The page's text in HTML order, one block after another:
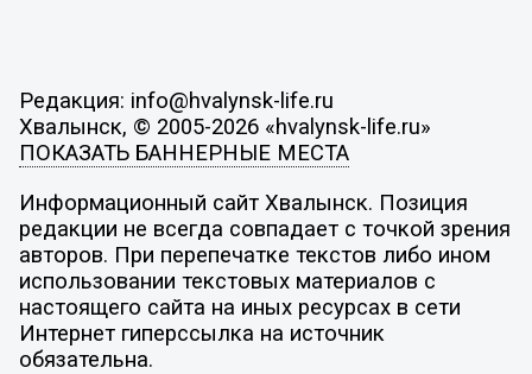
Редакция: info@hvalynsk-life.ru
Хвалынск, © 2005-2026 «hvalynsk-life.ru»
ПОКАЗАТЬ БАННЕРНЫЕ МЕСТА
Информационный сайт Хвалынск. Позиция
редакции не всегда совпадает с точкой зрения
авторов. При перепечатке текстов либо ином
использовании текстовых материалов с
настоящего сайта на иных ресурсах в сети
Интернет гиперссылка на источник
обязательна.